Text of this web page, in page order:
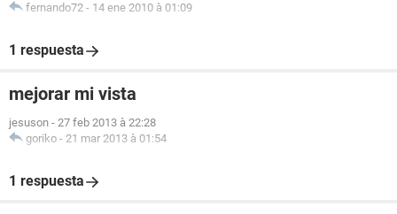
fernando72 - 14 ene 2010 à 01:09
1 respuesta
mejorar mi vista
jesuson - 27 feb 2013 à 22:28
goriko - 21 mar 2013 à 01:54
1 respuesta